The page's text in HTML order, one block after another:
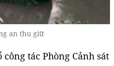
an thu giữ
tác Phòng Cảnh sát